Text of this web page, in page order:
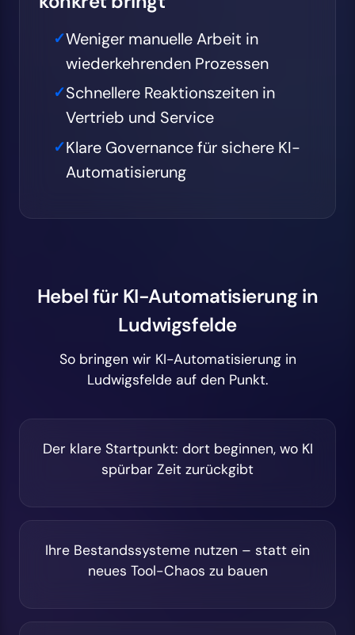
Weniger manuelle Arbeit in
wiederkehrenden Prozessen
Schnellere Reaktionszeiten in
Vertrieb und Service
Klare Governance für sichere KI-
Automatisierung
Hebel für KI-Automatisierung in
Ludwigsfelde
So bringen wir KI-Automatisierung in
Ludwigsfelde auf den Punkt.
Der klare Startpunkt: dort beginnen, wo KI
spürbar Zeit zurückgibt
Ihre Bestandssysteme nutzen – statt ein
neues Tool-Chaos zu bauen